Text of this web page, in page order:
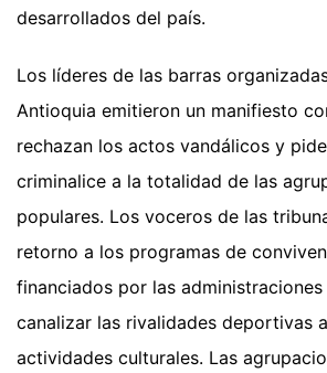
desarrollados del país.
Los líderes de las barras
Antioquia emitieron un manifiesto
rechazan los actos vandálicos y
criminalice a la totalidad de las
populares. Los voceros de las
retorno a los programas de
financiados por las
canalizar las rivalidades deportivas
actividades culturales. Las